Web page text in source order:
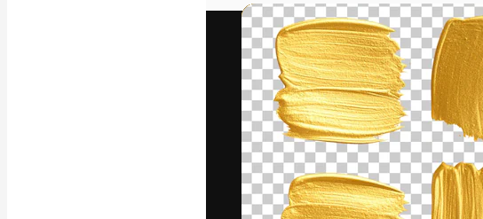
動画
映像素材
モーショングラフィックス
動画テンプレート
アイコン
3D モデル
フォント
最高のクリエイティブ制作を
ットフォーム。クリエイター
店、スタジオを含む100万人
います。
日本語